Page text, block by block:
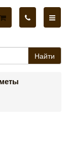
Найти